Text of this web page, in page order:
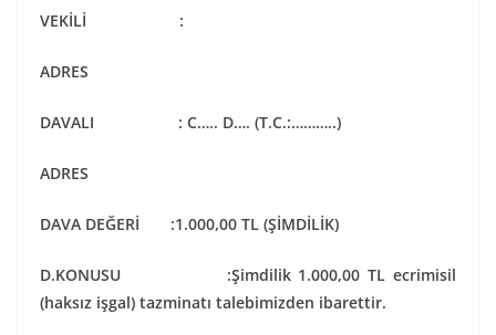
VEKİLİ :
ADRES
DAVALI : C….. D…. (T.C.:………..)
ADRES
DAVA DEĞERİ :1.000,00 TL (ŞİMDİLİK)
D.KONUSU :Şimdilik 1.000,00 TL ecrimisil
(haksız işgal) tazminatı talebimizden ibarettir.